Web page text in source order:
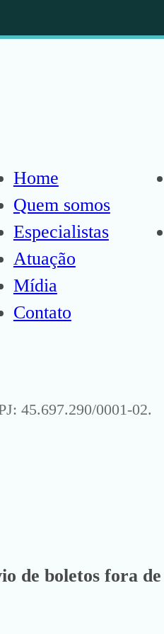
Home
Quem somos
Especialistas
Atuação
Mídia
Contato
45.697.290/0001-02.
de boletos fora de